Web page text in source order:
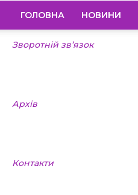
ГОЛОВНА НОВИНИ
Зворотній зв’язок
Архів
Контакти